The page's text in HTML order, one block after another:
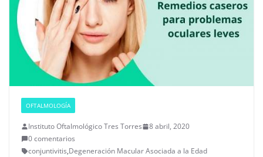
OFTALMOLOGÍA
Instituto Oftalmológico Tres Torres
8 abril, 2020
0 comentarios
conjuntivitis,Degeneración Macular Asociada a la Edad